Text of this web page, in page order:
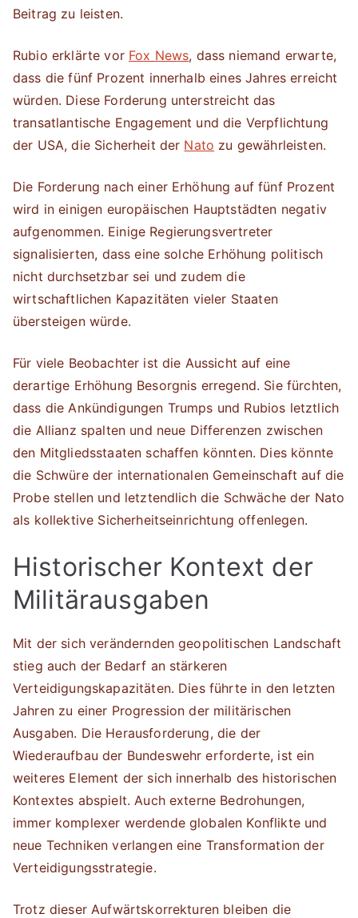
Beitrag zu leisten.
Rubio erklärte vor Fox News, dass niemand erwarte,
dass die fünf Prozent innerhalb eines Jahres erreicht
würden. Diese Forderung unterstreicht das
transatlantische Engagement und die Verpflichtung
der USA, die Sicherheit der Nato zu gewährleisten.
Die Forderung nach einer Erhöhung auf fünf Prozent
wird in einigen europäischen Hauptstädten negativ
aufgenommen. Einige Regierungsvertreter
signalisierten, dass eine solche Erhöhung politisch
nicht durchsetzbar sei und zudem die
wirtschaftlichen Kapazitäten vieler Staaten
übersteigen würde.
Für viele Beobachter ist die Aussicht auf eine
derartige Erhöhung Besorgnis erregend. Sie fürchten,
dass die Ankündigungen Trumps und Rubios letztlich
die Allianz spalten und neue Differenzen zwischen
den Mitgliedsstaaten schaffen könnten. Dies könnte
die Schwüre der internationalen Gemeinschaft auf die
Probe stellen und letztendlich die Schwäche der Nato
als kollektive Sicherheitseinrichtung offenlegen.
Historischer Kontext der
Militärausgaben
Mit der sich verändernden geopolitischen Landschaft
stieg auch der Bedarf an stärkeren
Verteidigungskapazitäten. Dies führte in den letzten
Jahren zu einer Progression der militärischen
Ausgaben. Die Herausforderung, die der
Wiederaufbau der Bundeswehr erforderte, ist ein
weiteres Element der sich innerhalb des historischen
Kontextes abspielt. Auch externe Bedrohungen,
immer komplexer werdende globalen Konflikte und
neue Techniken verlangen eine Transformation der
Verteidigungsstrategie.
Trotz dieser Aufwärtskorrekturen bleiben die